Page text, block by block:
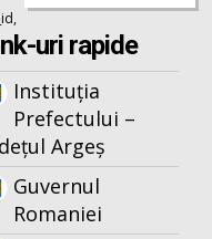
uri rapide
Instituția
Prefectului –
Argeș
Guvernul
Romaniei